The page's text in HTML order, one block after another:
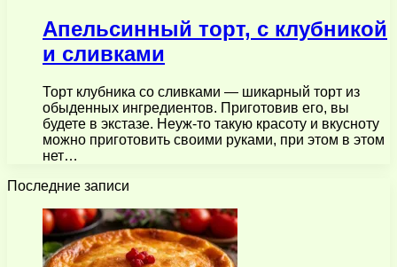
Апельсинный торт, с клубникой
и сливками
Торт клубника со сливками — шикарный торт из
обыденных ингредиентов. Приготовив его, вы
будете в экстазе. Неуж-то такую красоту и вкусноту
можно приготовить своими руками, при этом в этом
нет…
Последние записи